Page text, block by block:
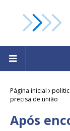
Página inicial
precisa de união
Após